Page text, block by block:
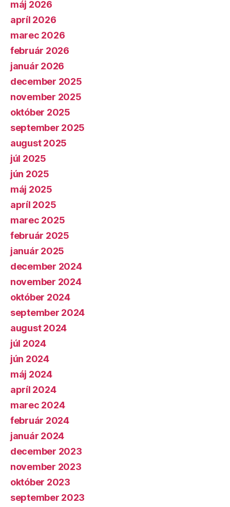
máj 2026
apríl 2026
marec 2026
február 2026
január 2026
december 2025
november 2025
október 2025
september 2025
august 2025
júl 2025
jún 2025
máj 2025
apríl 2025
marec 2025
február 2025
január 2025
december 2024
november 2024
október 2024
september 2024
august 2024
júl 2024
jún 2024
máj 2024
apríl 2024
marec 2024
február 2024
január 2024
december 2023
november 2023
október 2023
september 2023